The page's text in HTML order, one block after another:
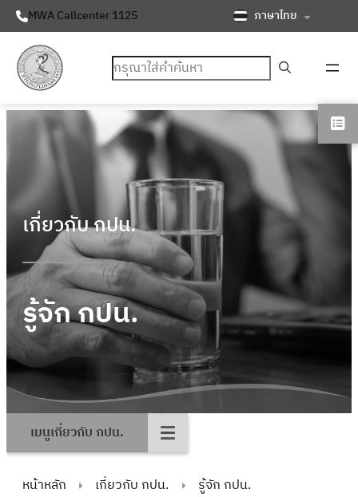
MWA Callcenter 1125 ภาษาไทย
ค้นหา
เกี่ยวกับ กปน.
รู้จัก กปน.
เมนูเกี่ยวกับ กปน.
หน้าหลัก เกี่ยวกับ กปน. รู้จัก กปน.